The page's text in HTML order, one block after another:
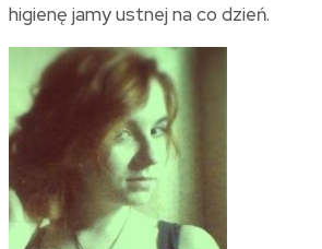
higienę jamy ustnej na co dzień.